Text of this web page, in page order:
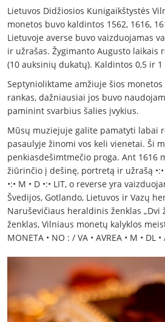
Lietuvos Didžiosios Kunigaikštystės
monetos buvo kaldintos 1562, 1616,
Lietuvoje averse buvo vaizduojamas
ir užrašas. Žygimanto Augusto laikais
(10 auksinių dukatų). Kaldintos 0,5 ir
Septynioliktame amžiuje šios
rankas, dažniausiai jos buvo
paminint svarbius šalies įvykius.
Mūsų muziejuje galite pamatyti labai
pasaulyje žinomi vos keli vienetai. Ši
penkiasdešimtmečio proga. Ant 1616
žiūrinčio į dešinę, portretą ir užrašą •:•
•:• M • D •:• LIT, o reverse yra
Švedijos, Gotlando, Lietuvos ir Vazų
Naruševičiaus heraldinis ženklas „Dvi
ženklas, Vilniaus monetų kalyklos
MONETA • NO : / VA • AVREA • M • DL